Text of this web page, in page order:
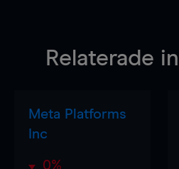
Relaterade
Meta Platforms
Inc
0%